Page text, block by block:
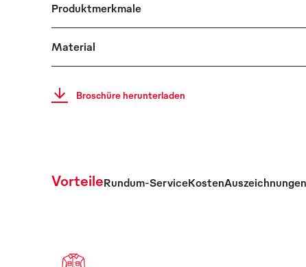
Produktmerkmale
Material
Broschüre herunterladen
VorteileRundum-ServiceKostenAuszeichnungen